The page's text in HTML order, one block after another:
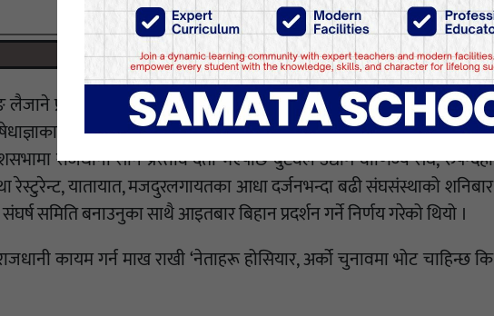
प्रस्तावको विरोधमा बुटवलमा आइतबार बिहानैदेखि प्रदर्शन सुरु भएको छ
बावजुद संघर्ष समितिको अगुवाइमा रुपन्देहीका व्यावसायिक संघसंस्थाले
राजधानी सार्ने प्रस्ताव दर्ता भएपछि बुटवल उद्योग वाणिज्य संघ, रुपन्देही
रेस्टुरेन्ट, यातायात, मजदुरलगायतका आधा दर्जनभन्दा बढी संघसंस्थाको शनिबार
समिति बनाउनुका साथै आइतबार बिहान प्रदर्शन गर्ने निर्णय गरेको थियो ।
कायम गर्न माख राखी ‘नेताहरू होसियार, अर्को चुनावमा भोट चाहिन्छ कि